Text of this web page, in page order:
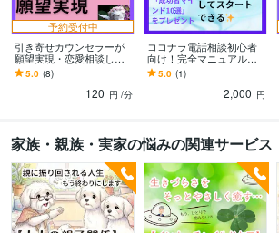
予約受付中
引き寄せカウンセラーが
願望実現・恋愛相談しま
す スピリチュアルな視点
で願望実現の方法や恋愛
相談に寄り添います
5.0 (8)
120 円 /分
ココナラ電話相談初心者
向け！完全マニュアル学
べます 未経験OK！安心と
心強さを約133ページの情
報量でサポート！
5.0 (1)
2,000 円
家族・親族・実家の悩みの関連サービス